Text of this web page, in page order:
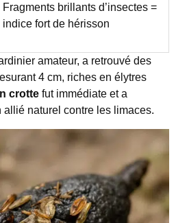
Fragments brillants d’insectes =
indice fort de hérisson
amateur, a retrouvé des
4 cm, riches en élytres
crotte fut immédiate et a
allié naturel contre les limaces.